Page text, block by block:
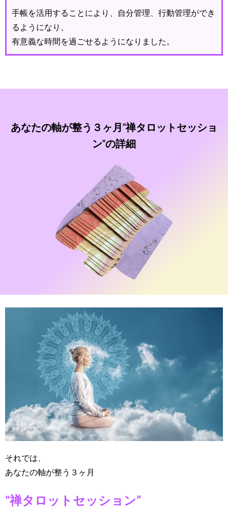
手帳を活用することにより、自分管理、行動管理ができ
るようになり、
有意義な時間を過ごせるようになりました。
あなたの軸が整う３ヶ月"禅タロットセッショ
ン"の詳細
それでは、
あなたの軸が整う３ヶ月
“禅タロットセッション”